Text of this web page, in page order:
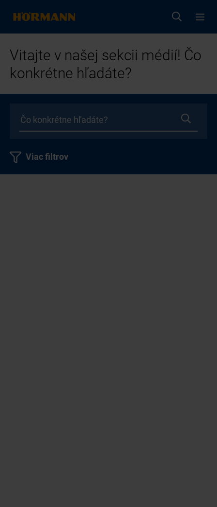
Vitajte v našej sekcii médií! Čo
konkrétne hľadáte?
Viac filtrov